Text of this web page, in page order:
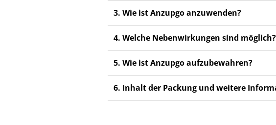
3. Wie ist Anzupgo anzuwenden?
4. Welche Nebenwirkungen sind möglich?
5. Wie ist Anzupgo aufzubewahren?
6. Inhalt der Packung und weitere